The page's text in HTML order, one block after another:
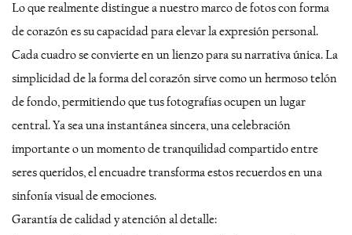
Lo que realmente distingue a nuestro marco de fotos con forma
de corazón es su capacidad para elevar la expresión personal.
Cada cuadro se convierte en un lienzo para su narrativa única. La
simplicidad de la forma del corazón sirve como un hermoso telón
de fondo, permitiendo que tus fotografías ocupen un lugar
central. Ya sea una instantánea sincera, una celebración
importante o un momento de tranquilidad compartido entre
seres queridos, el encuadre transforma estos recuerdos en una
sinfonía visual de emociones.
Garantía de calidad y atención al detalle: